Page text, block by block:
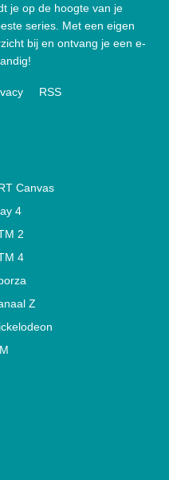
je op de hoogte van je
series. Met een eigen
bij en ontvang je een e-
RSS
Canvas
4
2
4
Z